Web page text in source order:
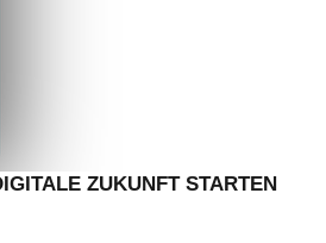
ZUKUNFT STARTEN